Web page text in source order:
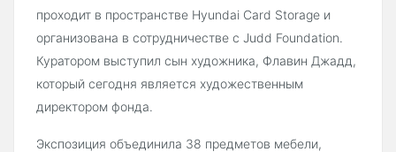
проходит в пространстве Hyundai Card Storage и
организована в сотрудничестве с Judd Foundation.
Куратором выступил сын художника, Флавин Джадд,
который сегодня является художественным
директором фонда.
Экспозиция объединила 38 предметов мебели,